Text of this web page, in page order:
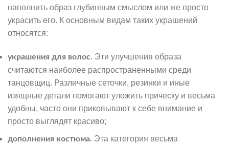
наполнить образ глубинным смыслом или же просто
украсить его. К основным видам таких украшений
относятся:
украшения для волос. Эти улучшения образа
считаются наиболее распространенными среди
танцовщиц. Различные сеточки, резинки и иные
изящные детали помогают уложить прическу и весьма
удобны, часто они приковывают к себе внимание и
просто выглядят красиво;
дополнения костюма. Эта категория весьма